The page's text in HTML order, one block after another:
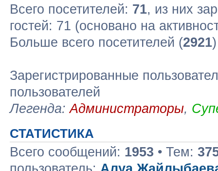
Всего посетителей: 71, из них
гостей: 71 (основано на
Больше всего посетителей (2921
Зарегистрированные
пользователей
Легенда:Администраторы,
СТАТИСТИКА
Всего сообщений: 1953 • Тем: